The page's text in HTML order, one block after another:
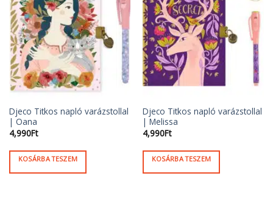
Djeco Titkos napló varázstollal
| Oana
4,990Ft
KOSÁRBA TESZEM
Djeco Titkos napló varázstollal
| Melissa
4,990Ft
KOSÁRBA TESZEM